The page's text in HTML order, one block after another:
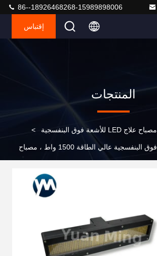
86--18926468268-15989898006
إقتباس
المنتجات
مصباح علاج LED للأشعة فوق البنفسجية >
مصباح LED للأشعة فوق البنفسجية عالي الطاقة 1500 واط ، مصباح